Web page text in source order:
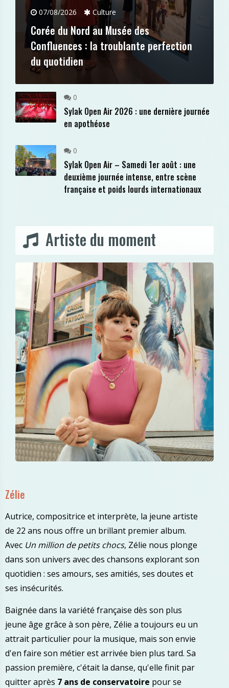
07/08/2026 Culture
Corée du Nord au Musée des
Confluences : la troublante perfection
du quotidien
0
Sylak Open Air 2026 : une dernière journée
en apothéose
0
Sylak Open Air – Samedi 1er août : une
deuxième journée intense, entre scène
française et poids lourds internationaux
Artiste du moment
Zélie
Autrice, compositrice et interprète, la jeune artiste
de 22 ans nous offre un brillant premier album.
Avec Un million de petits chocs, Zélie nous plonge
dans son univers avec des chansons explorant son
quotidien : ses amours, ses amitiés, ses doutes et
ses insécurités.
Baignée dans la variété française dès son plus
jeune âge grâce à son père, Zélie a toujours eu un
attrait particulier pour la musique, mais son envie
d'en faire son métier est arrivée bien plus tard. Sa
passion première, c'était la danse, qu'elle finit par
quitter après 7 ans de conservatoire pour se